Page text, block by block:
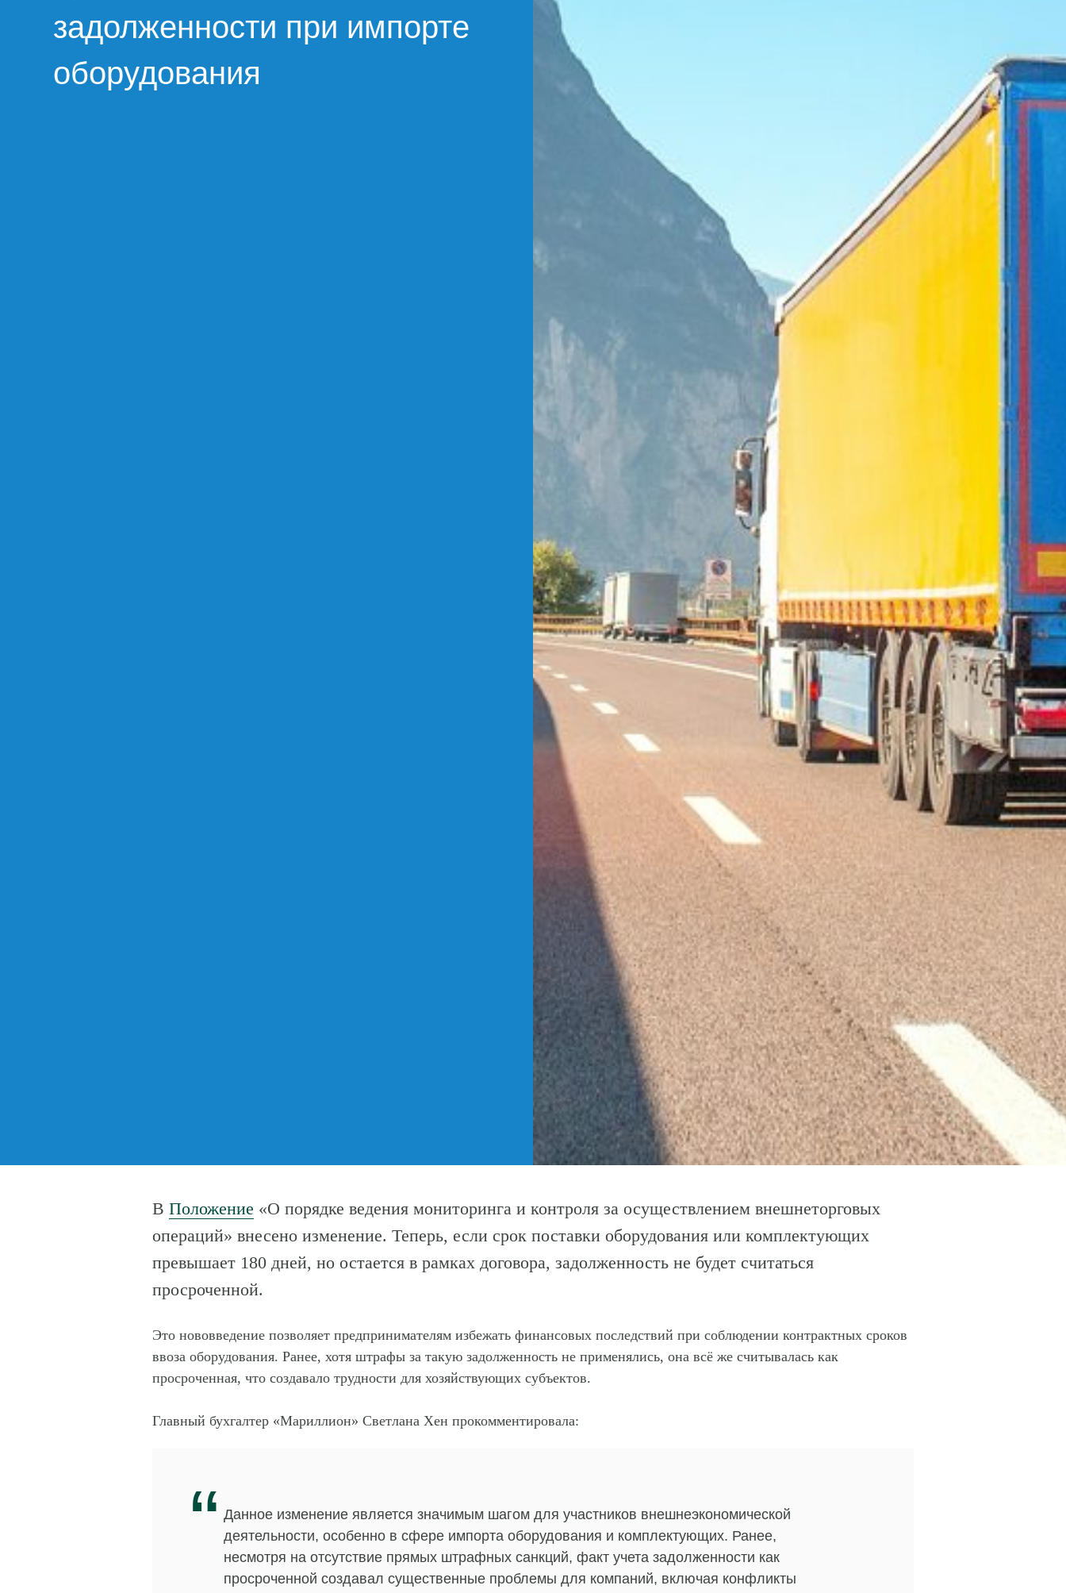
задолженности при импорте
оборудования
В Положение «О порядке ведения мониторинга и контроля за осуществлением внешнеторговых
операций» внесено изменение. Теперь, если срок поставки оборудования или комплектующих
превышает 180 дней, но остается в рамках договора, задолженность не будет считаться
просроченной.
Это нововведение позволяет предпринимателям избежать финансовых последствий при соблюдении контрактных сроков
ввоза оборудования. Ранее, хотя штрафы за такую задолженность не применялись, она всё же считывалась как
просроченная, что создавало трудности для хозяйствующих субъектов.
Главный бухгалтер «Мариллион» Светлана Хен прокомментировала:
“ Данное изменение является значимым шагом для участников внешнеэкономической
деятельности, особенно в сфере импорта оборудования и комплектующих. Ранее,
несмотря на отсутствие прямых штрафных санкций, факт учета задолженности как
просроченной создавал существенные проблемы для компаний, включая конфликты